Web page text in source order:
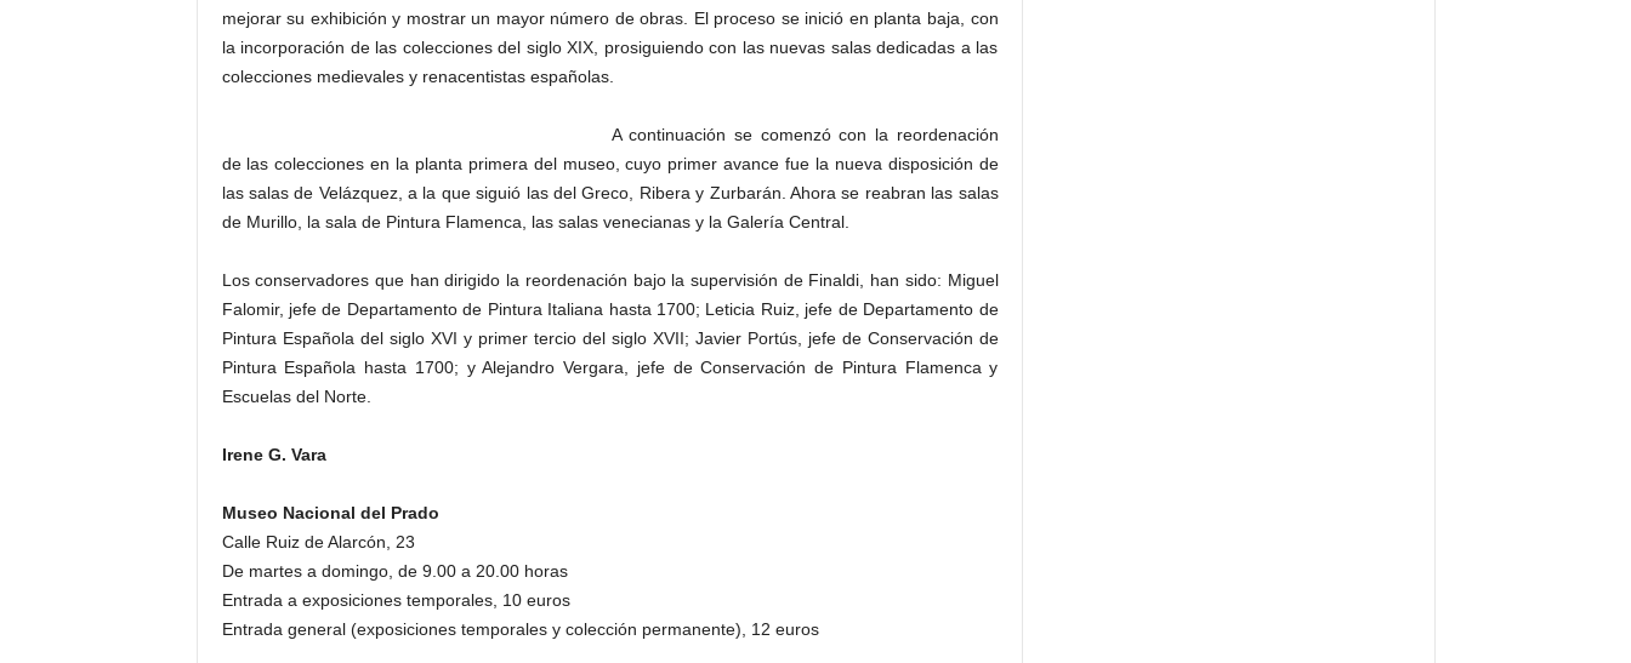
mejorar su exhibición y mostrar un mayor número de obras. El proceso se inició en planta baja, con
la incorporación de las colecciones del siglo XIX, prosiguiendo con las nuevas salas dedicadas a las
colecciones medievales y renacentistas españolas.
A continuación se comenzó con la reordenación
de las colecciones en la planta primera del museo, cuyo primer avance fue la nueva disposición de
las salas de Velázquez, a la que siguió las del Greco, Ribera y Zurbarán. Ahora se reabran las salas
de Murillo, la sala de Pintura Flamenca, las salas venecianas y la Galería Central.
Los conservadores que han dirigido la reordenación bajo la supervisión de Finaldi, han sido: Miguel
Falomir, jefe de Departamento de Pintura Italiana hasta 1700; Leticia Ruiz, jefe de Departamento de
Pintura Española del siglo XVI y primer tercio del siglo XVII; Javier Portús, jefe de Conservación de
Pintura Española hasta 1700; y Alejandro Vergara, jefe de Conservación de Pintura Flamenca y
Escuelas del Norte.
Irene G. Vara
Museo Nacional del Prado
Calle Ruiz de Alarcón, 23
De martes a domingo, de 9.00 a 20.00 horas
Entrada a exposiciones temporales, 10 euros
Entrada general (exposiciones temporales y colección permanente), 12 euros